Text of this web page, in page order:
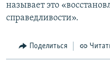
называет это
справедливости».
Поделиться